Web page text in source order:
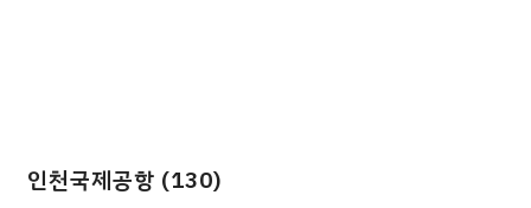
인천국제공항 (130)